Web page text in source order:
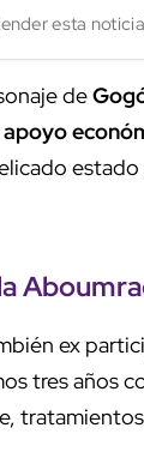
esta
de
apoyo
ex
tres años